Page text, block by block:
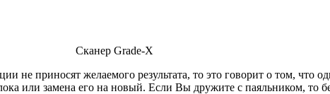
Сканер Grade-X
не приносят желаемого результата, то это говорит о том, что
или замена его на новый. Если Вы дружите с паяльником, то